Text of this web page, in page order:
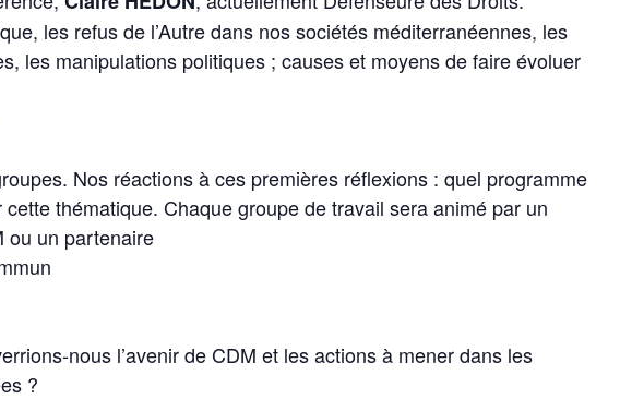
les refus de l’Autre dans nos sociétés méditerranéennes, les
les manipulations politiques ; causes et moyens de faire évoluer
Nos réactions à ces premières réflexions : quel programme
thématique. Chaque groupe de travail sera animé par un
ou un partenaire
nous l’avenir de CDM et les actions à mener dans les
?